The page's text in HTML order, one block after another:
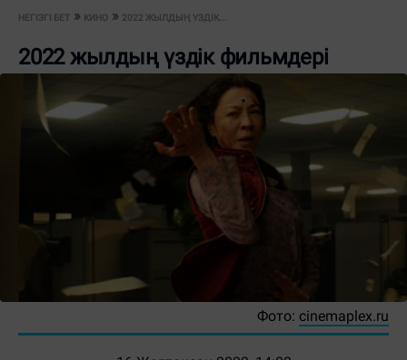
НЕГІЗГІ БЕТ КИНО 2022 ЖЫЛДЫҢ ҮЗДІК...
2022 жылдың үздік фильмдері
Фото: cinemaplex.ru